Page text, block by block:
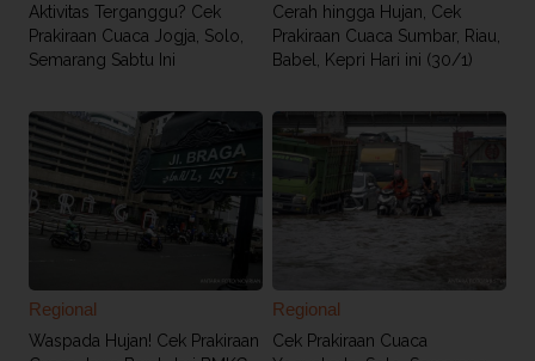
Aktivitas Terganggu? Cek
Prakiraan Cuaca Jogja, Solo,
Semarang Sabtu Ini
Cerah hingga Hujan, Cek
Prakiraan Cuaca Sumbar, Riau,
Babel, Kepri Hari ini (30/1)
Regional
Waspada Hujan! Cek Prakiraan
Regional
Cek Prakiraan Cuaca